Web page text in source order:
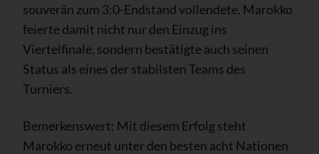
souverän zum 3:0-Endstand vollendete. Marokko
feierte damit nicht nur den Einzug ins
Viertelfinale, sondern bestätigte auch seinen
Status als eines der stabilsten Teams des
Turniers.
Bemerkenswert: Mit diesem Erfolg steht
Marokko erneut unter den besten acht Nationen